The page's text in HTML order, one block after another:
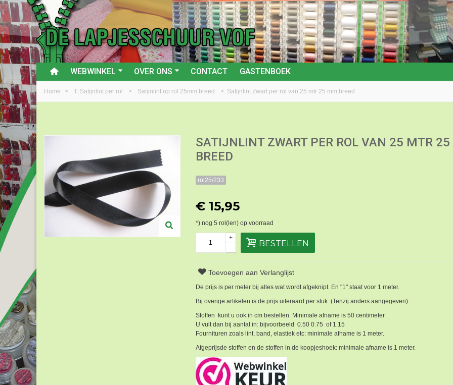
WEBWINKEL OVER ONS CONTACT GASTENBOEK
Home > T: Satijnlint per rol > Satijnlint op rol 25mm breed > Satijnlint Zwart per rol van 25 mtr 25 mm breed
SATIJNLINT ZWART PER ROL VAN 25 MTR
BREED
rol25/233
€ 15,95
*) nog 5 rol(len) op voorraad
-
+
BESTELLEN
Toevoegen aan Verlanglijst
De prijs is per meter bij alles wat wordt afgeknipt. En "1" staat voor 1 meter.
Bij overige artikelen is de prijs uiteraard per stuk. (Tenzij anders aangegeven).
Stoffen kunt u ook in cm bestellen. Minimale afname is 50 centimeter.
U vult dan bij aantal in: bijvoorbeeld 0.50 0.75 of 1.15
Fournituren zoals lint, band, elastiek etc: minimale afname is 1 meter.
Afgeprijsde stoffen en de stoffen in de koopjeshoek: minimale afname is 1 meter.